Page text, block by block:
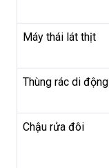
Máy thái lát thịt
Thùng rác di động
Chậu rửa đôi